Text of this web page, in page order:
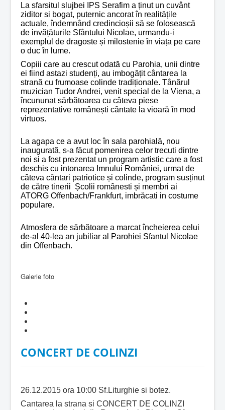
La sfarsitul slujbei IPS Serafim a ținut un cuvânt
ziditor si bogat, puternic ancorat în realitățile
actuale, îndemnând credincioșii să se folosească
de invățăturile Sfântului Nicolae, urmandu-i
exemplul de dragoste și milostenie în viața pe care
o duc în lume.
Copiii care au crescut odată cu Parohia, unii dintre
ei fiind astazi studenți, au imbogățit cântarea la
strană cu frumoase colinde tradiționale. Tânărul
muzician Tudor Andrei, venit special de la Viena, a
încununat sărbătoarea cu câteva piese
reprezentative românești cântate la vioară în mod
virtuos.
La agapa ce a avut loc în sala parohială, nou
inaugurată, s-a făcut pomenirea celor trecuti dintre
noi si a fost prezentat un program artistic care a fost
deschis cu intonarea Imnului României, urmat de
câteva cântari patriotice și colinde, program susținut
de către tinerii Școlii românesti și membri ai
ATORG Offenbach/Frankfurt, imbrăcati in costume
populare.
Atmosfera de sărbătoare a marcat încheierea celui
de-al 40-lea an jubiliar al Parohiei Sfantul Nicolae
din Offenbach.
Galerie foto
CONCERT DE COLINZI
26.12.2015 ora 10:00 Sf.Liturghie si botez.
Cantarea la strana si CONCERT DE COLINZI